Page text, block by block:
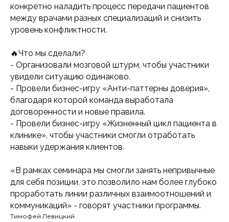
конкретно наладить процесс передачи пациентов
между врачами разных специализаций и снизить
уровень конфликтности.
🔥Что мы сделали?
- Организовали мозговой штурм, чтобы участники
увидели ситуацию одинаково.
- Провели бизнес-игру «Анти-паттерны доверия»,
благодаря которой команда выработала
договоренности и новые правила.
- Провели бизнес-игру «Жизненный цикл пациента в
клинике», чтобы участники смогли отработать
навыки удержания клиентов.
«В рамках семинара мы смогли занять непривычные
для себя позиции, это позволило нам более глубоко
проработать линии различных взаимоотношений и
коммуникаций» - говорят участники программы.
Тимофей Левицкий